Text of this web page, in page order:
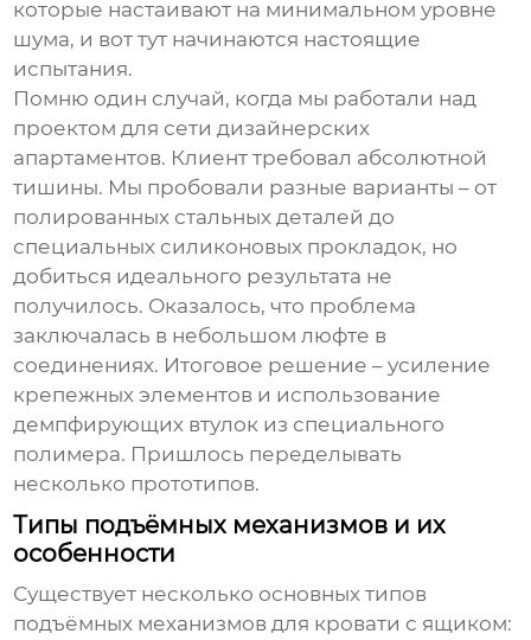
которые настаивают на минимальном уровне
шума, и вот тут начинаются настоящие
испытания.
Помню один случай, когда мы работали над
проектом для сети дизайнерских
апартаментов. Клиент требовал абсолютной
тишины. Мы пробовали разные варианты – от
полированных стальных деталей до
специальных силиконовых прокладок, но
добиться идеального результата не
получилось. Оказалось, что проблема
заключалась в небольшом люфте в
соединениях. Итоговое решение – усиление
крепежных элементов и использование
демпфирующих втулок из специального
полимера. Пришлось переделывать
несколько прототипов.
Типы подъёмных механизмов и их
особенности
Существует несколько основных типов
подъёмных механизмов для кровати с ящиком: